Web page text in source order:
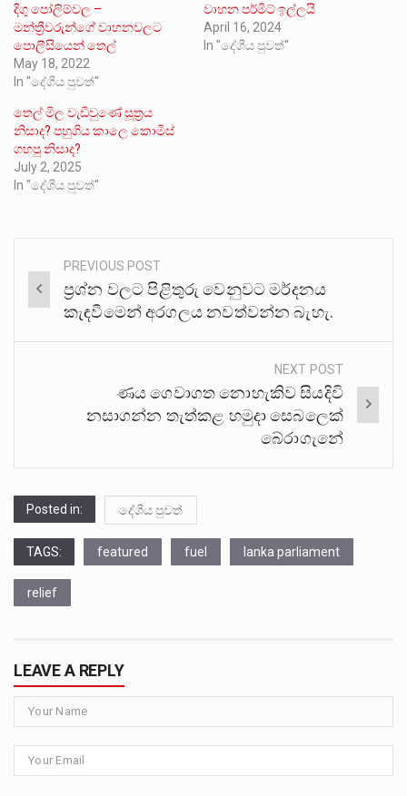
දිගු පෝලිම්වල –
මන්ත්‍රීවරුන්ගේ වාහනවලට
පොලීසියෙන් තෙල්
May 18, 2022
In "දේශීය පුවත්"
වාහන පර්මිට් ඉල්ලයි
April 16, 2024
In "දේශීය පුවත්"
තෙල් මිල වැඩිවුණේ සූත්‍රය
නිසාද? පහුගිය කාලෙ කොමිස්
ගහපු නිසාද?
July 2, 2025
In "දේශීය පුවත්"
Post
navigation
PREVIOUS POST
ප්‍රශ්න වලට පිළිතුරු වෙනුවට මර්දනය
කැඳවීමෙන් අරගලය නවත්වන්න බැහැ.
NEXT POST
ණය ගෙවාගත නොහැකිව සියදිවි
නසාගන්න තැත්කළ හමුදා සෙබලෙක්
බේරාගැනේ
Posted in: දේශීය පුවත්
TAGS: featured fuel lanka parliament
relief
LEAVE A REPLY